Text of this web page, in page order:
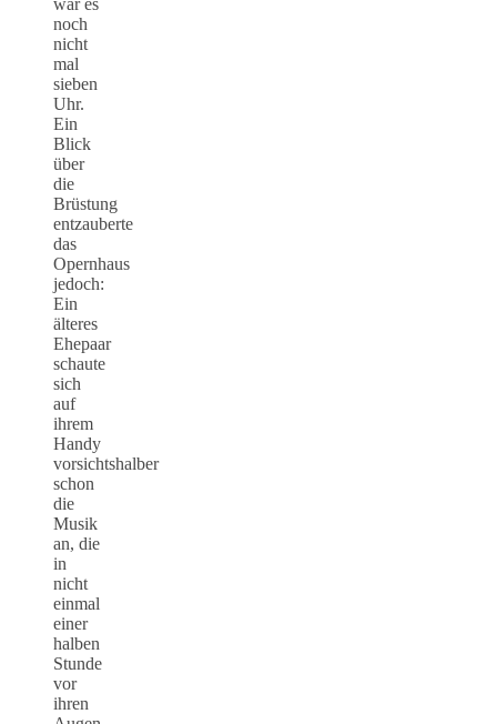
noch
nicht
mal
sieben
Uhr.
Ein
Blick
über
die
Brüstung
entzauberte
das
Opernhaus
jedoch:
Ein
älteres
Ehepaar
schaute
sich
auf
ihrem
Handy
vorsichtshalber
schon
die
Musik
an, die
in
nicht
einmal
einer
halben
Stunde
vor
ihren